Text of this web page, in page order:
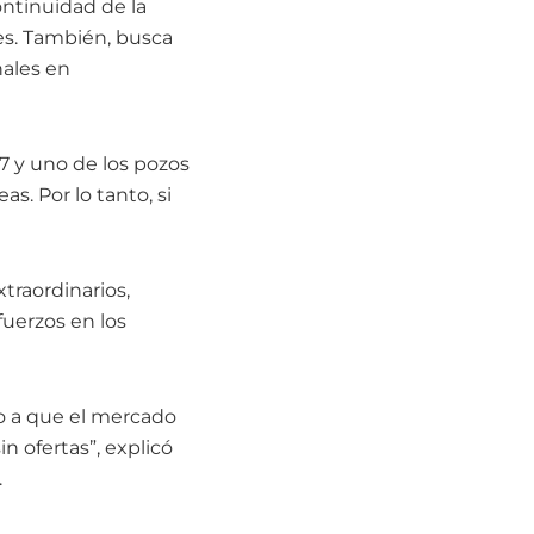
de la
También, busca
en
y uno de los pozos
Por lo tanto, si
en los
a que el mercado
ofertas”, explicó